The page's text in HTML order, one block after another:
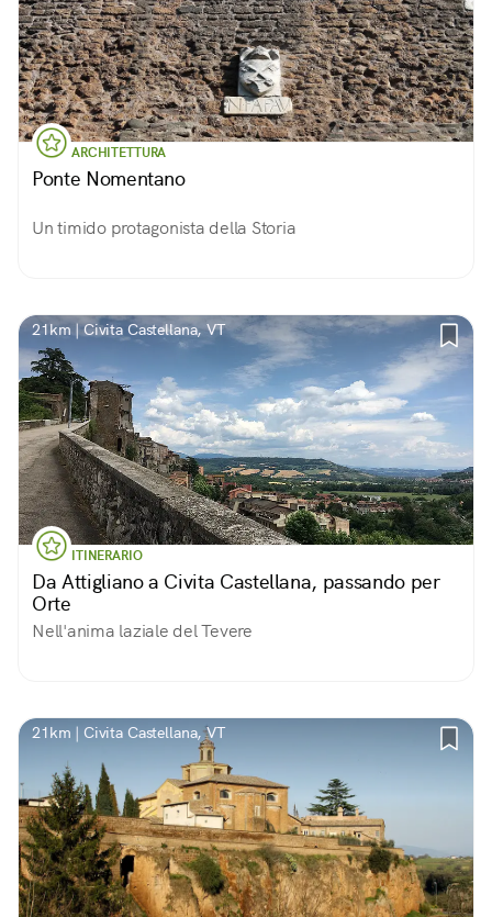
ARCHITETTURA
Ponte Nomentano
Un timido protagonista della Storia
21km | Civita Castellana, VT
ITINERARIO
Da Attigliano a Civita Castellana, passando per
Orte
Nell'anima laziale del Tevere
21km | Civita Castellana, VT